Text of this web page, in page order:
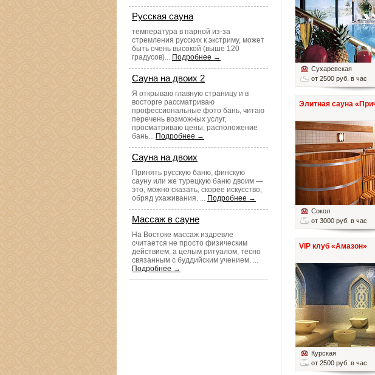
Сухаревская
от 2500 руб. в час
Элитная сауна
Сокол
от 3000 руб. в час
VIP клуб «Амазон»
Курская
от 2500 руб. в час
Русская сауна
температура в парной из-за
стремления русских к экстриму, может
быть очень высокой (выше 120
градусов)... Подробнее →
Сауна на двоих 2
Я открываю главную страницу и в
восторге рассматриваю
профессиональные фото бань, читаю
перечень возможных услуг,
просматриваю цены, расположение
бань... Подробнее →
Сауна на двоих
Принять русскую баню, финскую
сауну или же турецкую баню двоим —
это, можно сказать, скорее искусство,
обряд ухаживания. ... Подробнее →
Массаж в сауне
На Востоке массаж издревле
считается не просто физическим
действием, а целым ритуалом, тесно
связанным с буддийским учением. ...
Подробнее →